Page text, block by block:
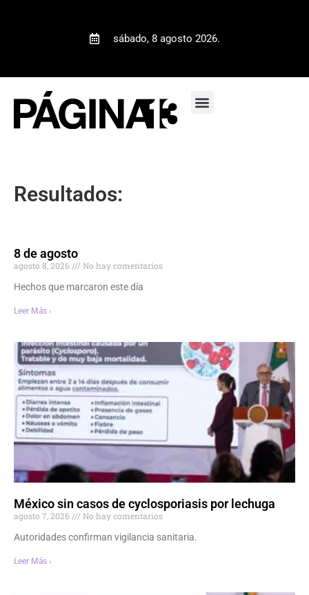
sábado, 8 agosto 2026.
Resultados:
8 de agosto
agosto 8, 2026
No hay comentarios
Hechos que marcaron este día
Leer Más ›
México sin casos de cyclosporiasis por lechuga
agosto 7, 2026
No hay comentarios
Autoridades confirman vigilancia sanitaria.
Leer Más ›